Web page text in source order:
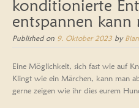
konditionierte
entspannen kann
Published on 9. Oktober 2023 by
Eine Möglichkeit, sich fast wie auf
Klingt wie ein Märchen, kann man
gerne zeigen wie ihr dies eurem